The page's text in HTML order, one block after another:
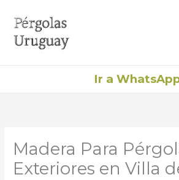
contenido
Ir a
Madera Para
Exteriores en Villa